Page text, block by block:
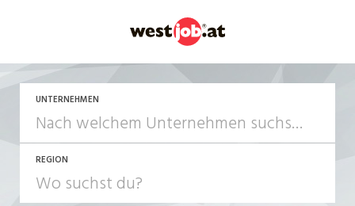
UNTERNEHMEN
REGION